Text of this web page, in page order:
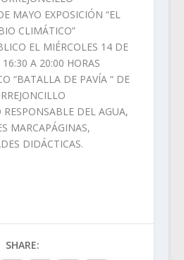
MAYO EXPOSICIÓN “EL
CLIMÁTICO”
EL MIÉRCOLES 14 DE
A 20:00 HORAS
“BATALLA DE PAVÍA “ DE
RESPONSABLE DEL AGUA,
MARCAPÁGINAS,
DIDÁCTICAS.
SHARE: